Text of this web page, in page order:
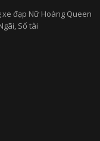
đạp Nữ Hoàng Queen
Số tài